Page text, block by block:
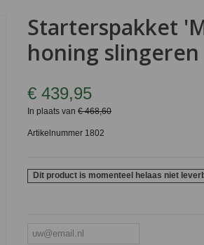
Starterspakket
honing slingeren
€ 439,95
In plaats van € 468,60
Artikelnummer 1802
Dit product is momenteel helaas niet